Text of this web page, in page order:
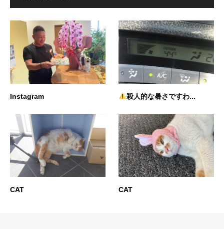
Instagram 殺人的な暑さですわ...
CAT CAT